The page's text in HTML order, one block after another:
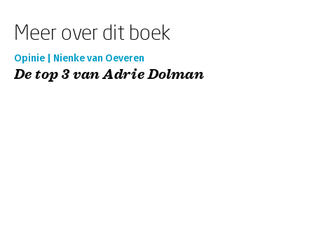
Meer over dit boek
Opinie | Nienke van Oeveren
De top 3 van Adrie Dolman